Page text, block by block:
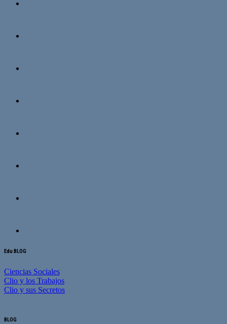
Edu BLOG
Ciencias Sociales
Clio y los Trabajos
Clio y sus Secretos
BLOG